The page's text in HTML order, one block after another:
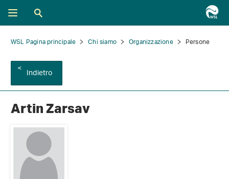
WSL Pagina principale Chi siamo Organizzazione Persone
Indietro
Artin Zarsav